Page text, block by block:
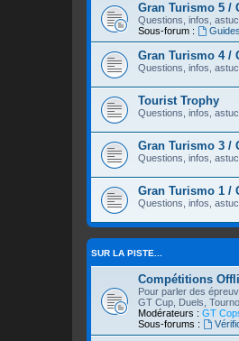
Gran Turismo 5 /
Questions, infos,
Sous-forum :
Guides
Gran Turismo 4 /
Questions, infos,
Tourist Trophy
Questions, infos,
Gran Turismo 3 /
Questions, infos,
Gran Turismo 1 /
Questions, infos,
SUR LA PISTE...
Compétitions
Pour parler des
GT Cup, Duels,
Modérateurs : GT
Sous-forums :